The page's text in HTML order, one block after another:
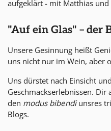
aufgeklärt - mit Matthias und
"Auf ein Glas" – der
Unsere Gesinnung heißt
uns nicht nur im Wein, aber
Uns dürstet nach Einsicht
Geschmackserlebnissen.
den modus bibendiunsres
Blogs.